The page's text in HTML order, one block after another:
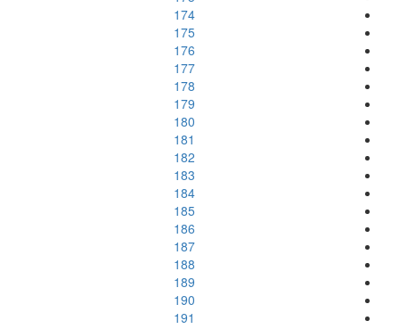
174
175
176
177
178
179
180
181
182
183
184
185
186
187
188
189
190
191